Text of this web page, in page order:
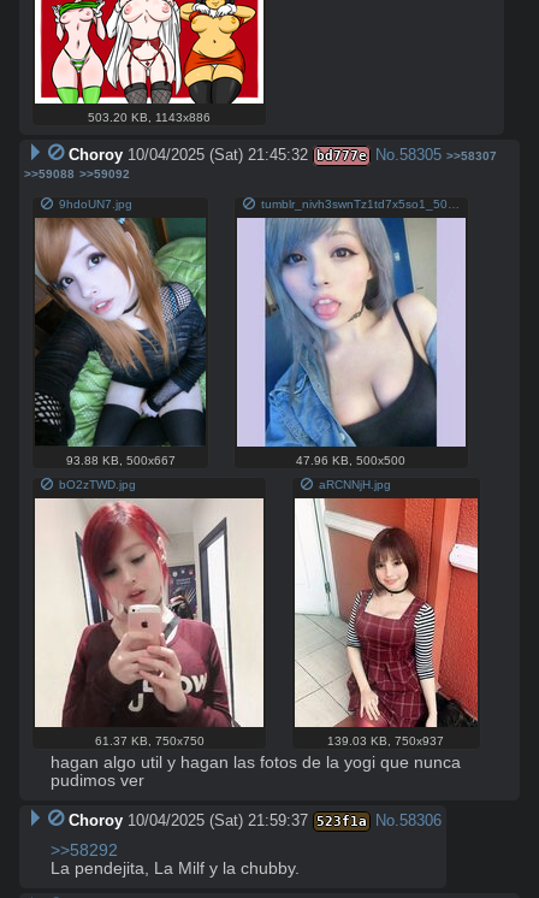
503.20 KB 1143x886
Choroy 10/04/2025 (Sat) 21:45:32 bd777e No.58305 >>58307
>>59088 >>59092
9hdoUN7.jpg
93.88 KB 500x667 47.96 KB ,500x500
bO2zTWD.jpg
61.37 KB 750x750
aRCNNjH.jpg
139.03 KB ,750x937
hagan algo util y hagan las fotos de la yogi que nunca
pudimos ver
Choroy 10/04/2025 (Sat) 21:59:37 523f1a No.58306
>>58292
La pendejita, La Milf y la chubby.